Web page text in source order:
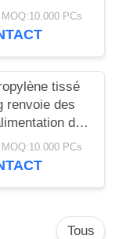
des sacs à
pp
PCs
tissé
renvoie des
des
avec 25kg de
adapté aux
PCs
Tous